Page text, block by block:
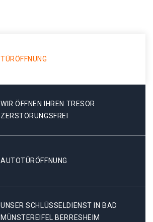
TÜRÖFFNUNG
WIR ÖFFNEN IHREN TRESOR
ZERSTÖRUNGSFREI
AUTOTÜRÖFFNUNG
UNSER SCHLÜSSELDIENST IN BAD
MÜNSTEREIFEL BERRESHEIM